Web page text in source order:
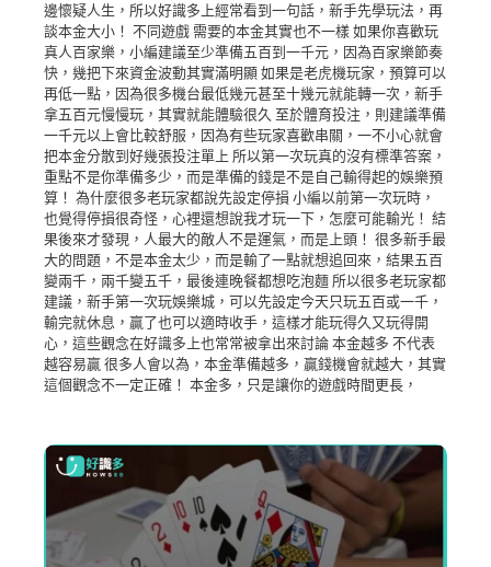
邊懷疑人生，所以好識多上經常看到一句話，新手先學玩法，再
談本金大小！ 不同遊戲 需要的本金其實也不一樣 如果你喜歡玩
真人百家樂，小編建議至少準備五百到一千元，因為百家樂節奏
快，幾把下來資金波動其實滿明顯 如果是老虎機玩家，預算可以
再低一點，因為很多機台最低幾元甚至十幾元就能轉一次，新手
拿五百元慢慢玩，其實就能體驗很久 至於體育投注，則建議準備
一千元以上會比較舒服，因為有些玩家喜歡串關，一不小心就會
把本金分散到好幾張投注單上 所以第一次玩真的沒有標準答案，
重點不是你準備多少，而是準備的錢是不是自己輸得起的娛樂預
算！ 為什麼很多老玩家都說先設定停損 小編以前第一次玩時，
也覺得停損很奇怪，心裡還想說我才玩一下，怎麼可能輸光！ 結
果後來才發現，人最大的敵人不是運氣，而是上頭！ 很多新手最
大的問題，不是本金太少，而是輸了一點就想追回來，結果五百
變兩千，兩千變五千，最後連晚餐都想吃泡麵 所以很多老玩家都
建議，新手第一次玩娛樂城，可以先設定今天只玩五百或一千，
輸完就休息，贏了也可以適時收手，這樣才能玩得久又玩得開
心，這些觀念在好識多上也常常被拿出來討論 本金越多 不代表
越容易贏 很多人會以為，本金準備越多，贏錢機會就越大，其實
這個觀念不一定正確！ 本金多，只是讓你的遊戲時間更長，